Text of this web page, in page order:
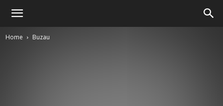
Home Buzau